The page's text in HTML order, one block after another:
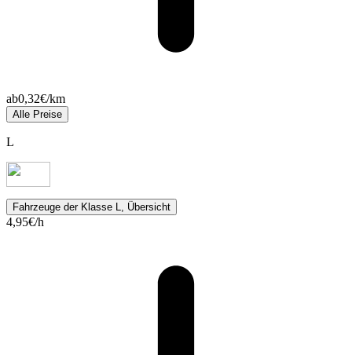
ab0,32€/km
Alle Preise
L
Fahrzeuge der Klasse L, Übersicht
4,95€/h